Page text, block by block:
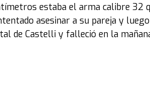
estaba el arma calibre 32
asesinar a su pareja y
de Castelli y falleció en la